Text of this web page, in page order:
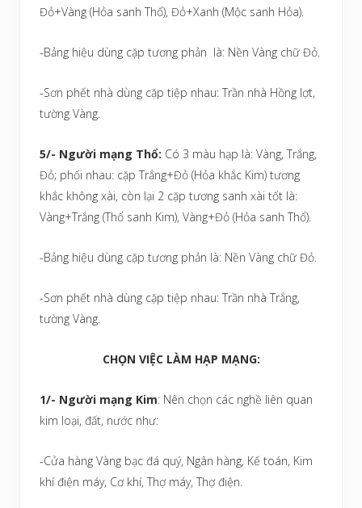
Đỏ+Vàng (Hỏa sanh Thổ), Đỏ+Xanh (Mộc sanh Hỏa).
-Bảng hiệu dùng cặp tương phản là: Nền Vàng chữ Đỏ.
-Sơn phết nhà dùng cặp tiệp nhau: Trần nhà Hồng lợt,
tường Vàng.
5/- Người mạng Thổ: Có 3 màu hạp là: Vàng, Trắng,
Đỏ; phối nhau: cặp Trắng+Đỏ (Hỏa khắc Kim) tương
khắc không xài, còn lại 2 cặp tương sanh xài tốt là:
Vàng+Trắng (Thổ sanh Kim), Vàng+Đỏ (Hỏa sanh Thổ).
-Bảng hiệu dùng cặp tương phản là: Nền Vàng chữ Đỏ.
-Sơn phết nhà dùng cặp tiệp nhau: Trần nhà Trắng,
tường Vàng.
CHỌN VIỆC LÀM HẠP MẠNG:
1/- Người mạng Kim: Nên chọn các nghề liên quan
kim loại, đất, nước như:
-Cửa hàng Vàng bạc đá quý, Ngân hàng, Kế toán, Kim
khí điện máy, Cơ khí, Thợ máy, Thợ điện.